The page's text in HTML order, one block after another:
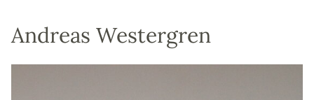
Andreas Westergren